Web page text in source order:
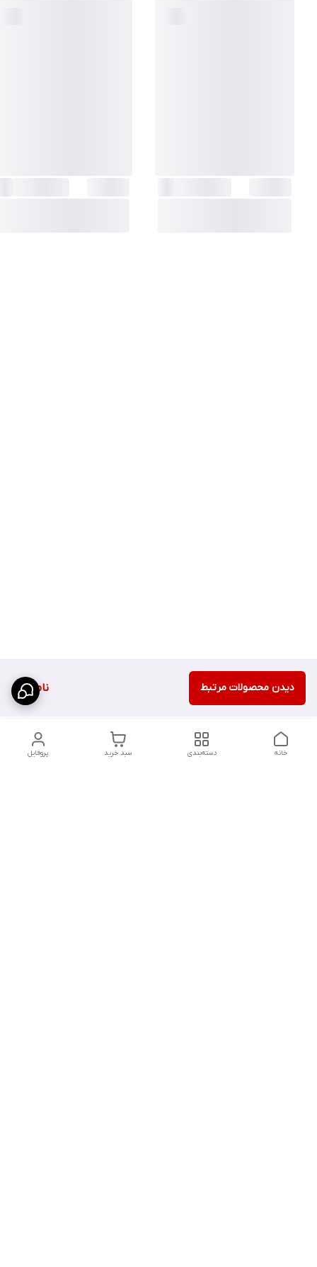
ناموجود دیدن محصولات مرتبط
پروفایل سبد خرید دسته‌بندی خانه